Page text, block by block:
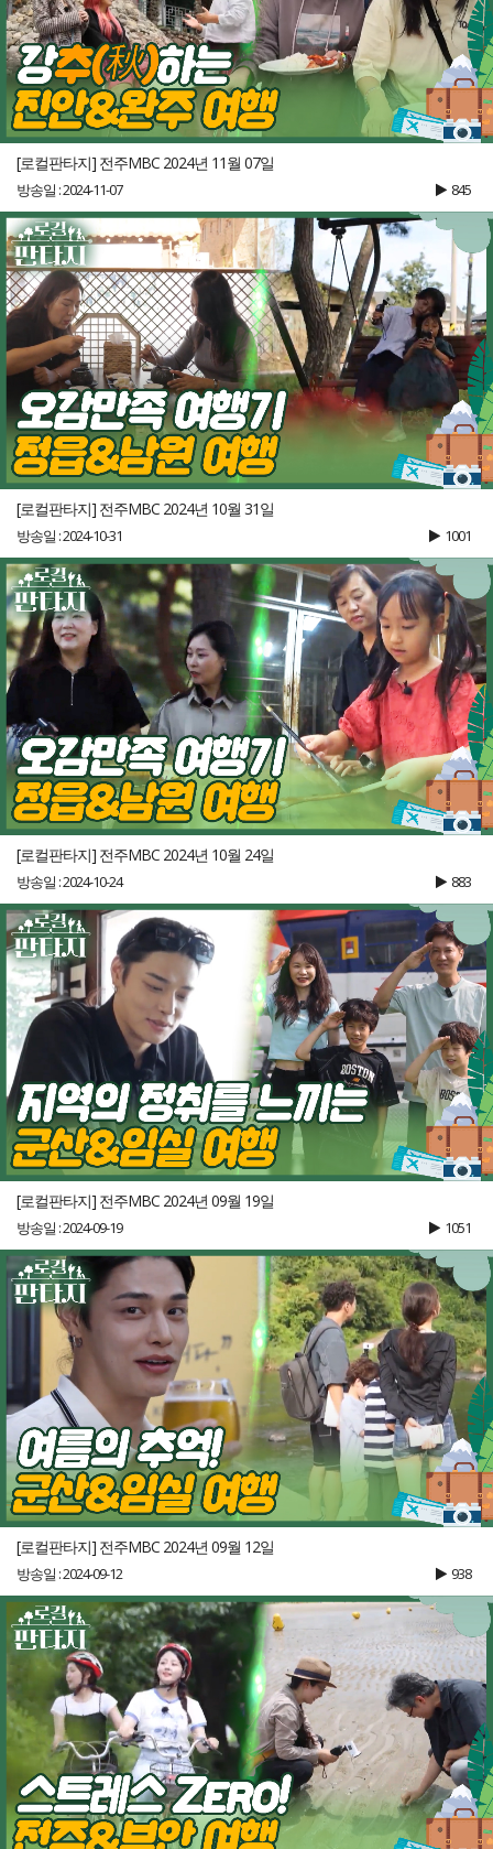
[로컬판타지] 전주MBC 2024년 11월 07일
방송일 : 2024-11-07 845
[로컬판타지] 전주MBC 2024년 10월 31일
방송일 : 2024-10-31 1001
[로컬판타지] 전주MBC 2024년 10월 24일
방송일 : 2024-10-24 883
[로컬판타지] 전주MBC 2024년 09월 19일
방송일 : 2024-09-19 1051
[로컬판타지] 전주MBC 2024년 09월 12일
방송일 : 2024-09-12 938